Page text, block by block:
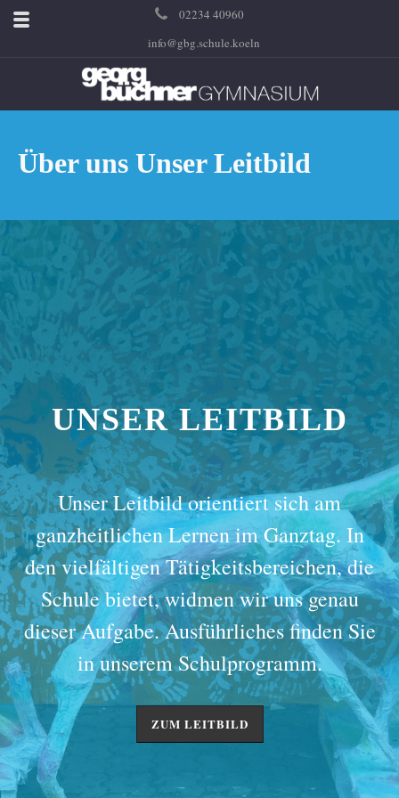
02234 40960
info@gbg.schule.koeln
Über uns Unser Leitbild
UNSER LEITBILD
Unser Leitbild orientiert sich am
ganzheitlichen Lernen im Ganztag. In
den vielfältigen Tätigkeitsbereichen, die
Schule bietet, widmen wir uns genau
dieser Aufgabe. Ausführliches finden Sie
in unserem Schulprogramm.
ZUM LEITBILD